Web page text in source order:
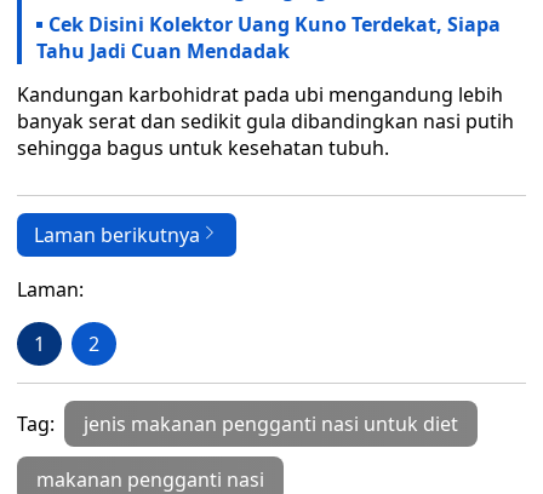
Cek Disini Kolektor Uang Kuno Terdekat, Siapa
Tahu Jadi Cuan Mendadak
Kandungan karbohidrat pada ubi mengandung lebih
banyak serat dan sedikit gula dibandingkan nasi putih
sehingga bagus untuk kesehatan tubuh.
Laman berikutnya
Laman:
1 2
Tag: jenis makanan pengganti nasi untuk diet
makanan pengganti nasi